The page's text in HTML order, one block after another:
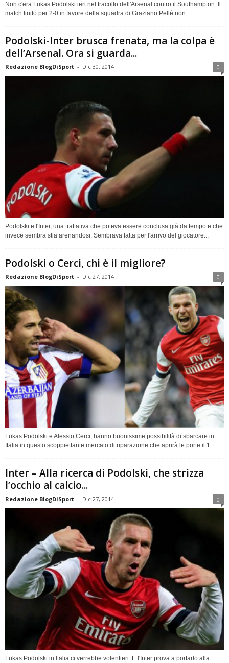
Non c'era Lukas Podolski ieri nel tracollo dell'Arsenal contro il Southampton. Il
match finito per 2-0 in favore della squadra di Graziano Pellè non...
Podolski-Inter brusca frenata, ma la colpa è
dell’Arsenal. Ora si guarda...
Redazione BlogDiSport - Dic 30, 2014 0
Podolski e l'Inter, una trattativa che poteva essere conclusa già da tempo e che
invece sembra stia arenandosi. Sembrava fatta per l'arrivo del giocatore...
Podolski o Cerci, chi è il migliore?
Redazione BlogDiSport - Dic 27, 2014 0
Lukas Podolski e Alessio Cerci, hanno buonissime possibilità di sbarcare in
Italia in questo scoppiettante mercato di riparazione che aprirà le porte il 1...
Inter – Alla ricerca di Podolski, che strizza
l’occhio al calcio...
Redazione BlogDiSport - Dic 27, 2014 0
Lukas Podolski in Italia ci verrebbe volentieri. E l'Inter prova a portarlo alla